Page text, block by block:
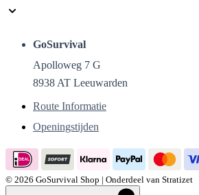
GoSurvival
Apolloweg 7 G
8938 AT Leeuwarden
Route Informatie
Openingstijden
© 2026 GoSurvival Shop | Onderdeel van Stratizet